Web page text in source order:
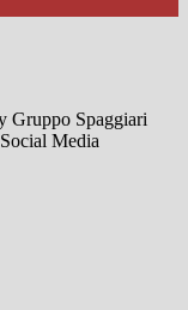
Gruppo Spaggiari
Media